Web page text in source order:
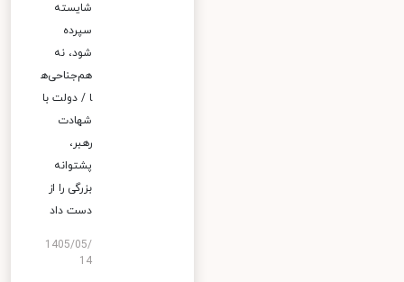
شایسته
سپرده
شود، نه
هم‌جناحی‌ه
ا / دولت با
شهادت
رهبر،
پشتوانه
بزرگی را از
دست داد
1405/05/
14